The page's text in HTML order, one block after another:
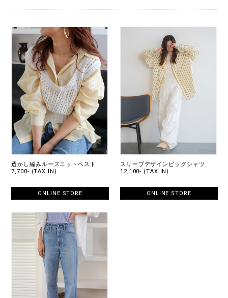
透かし編みルーズニットベスト
7,700- (TAX IN)
ONLINE STORE
スリーブデザインビッグシャツ
12,100- (TAX IN)
ONLINE STORE